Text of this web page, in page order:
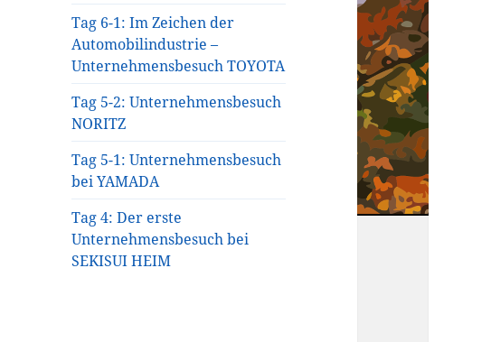
Tag 6-1: Im Zeichen der
Automobilindustrie –
Unternehmensbesuch TOYOTA
Tag 5-2: Unternehmensbesuch
NORITZ
Tag 5-1: Unternehmensbesuch
bei YAMADA
Tag 4: Der erste
Unternehmensbesuch bei
SEKISUI HEIM